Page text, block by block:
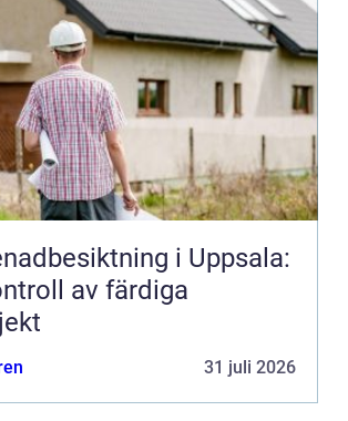
i Uppsala:
av färdiga
31 juli 2026